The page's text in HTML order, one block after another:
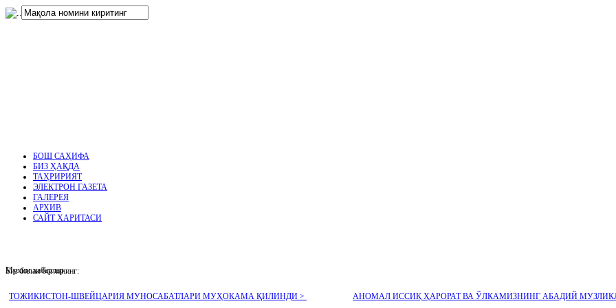
.
БОШ САҲИФА
БИЗ ҲАҚДА
ТАҲРИРИЯТ
ЭЛЕКТРОН ГАЗЕТА
ГАЛЕРЕЯ
АРХИВ
САЙТ ХАРИТАСИ
Муҳим хабарлар :
ТОЖИКИСТОН-ШВЕЙЦАРИЯ МУНОСАБАТЛАРИ МУҲОКАМА ҚИЛИНДИ > АНОМАЛ ИССИҚ ҲАРОРАТ ВА ЎЛКАМИЗНИНГ АБАДИЙ
Биз билан боғланинг: